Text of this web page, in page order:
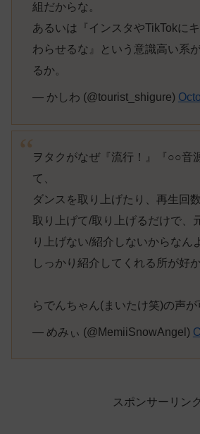
組だからな。
あるいは『インスタやTikTokに
わらせるな』という意識高い系
るか。
— かしわ (@tourist_shigure)
ヲタクがなぜ『流行！』『○○音
て、
ダンスを取り上げたり、再生回
取り上げて/取り上げるだけで、
り上げない/紹介しないからなん
しっかり紹介してくれる所が好
らでんちゃん(まいたけ笑)の声が
— めみぃ (@MemiiSnowAngel)
スポンサーリンク